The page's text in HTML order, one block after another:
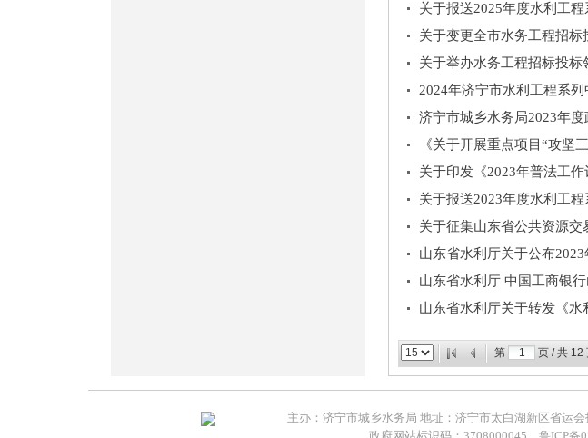
关于报送2025年度水利工
关于变更全市水务工程招
关于举办水务工程招标投
2024年济宁市水利工程系
济宁市城乡水务局2023年
《关于开展重点项目“攻坚
关于印发《2023年普法工
关于报送2023年度水利工
关于征集山东省公共资源
山东省水利厅关于公布
山东省水利厅 中国工商银
山东省水利厅关于转发《
第 页 / 共 12
主办：济宁市城乡水务局 地址：济宁市太白湖新区省运